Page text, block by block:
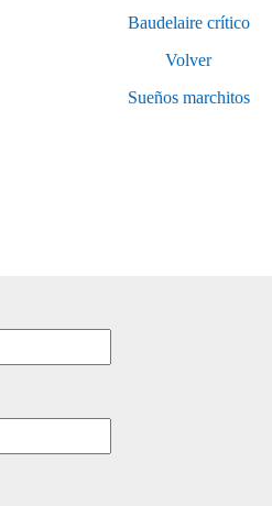
Baudelaire crítico
Volver
Sueños marchitos